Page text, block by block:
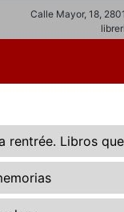
Calle Mayor, 18,
rentrée. Libros